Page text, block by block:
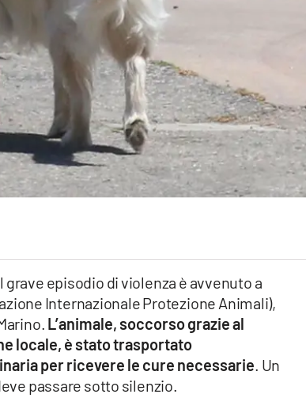
grave episodio di violenza è avvenuto a
Internazionale Protezione Animali),
L’animale, soccorso grazie al
locale, è stato trasportato
per ricevere le cure necessarie. Un
passare sotto silenzio.